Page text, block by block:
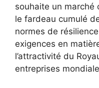
souhaite un marché
le fardeau cumulé
normes de
exigences en
l’attractivité du
entreprises